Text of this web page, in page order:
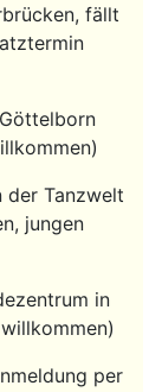
fällt
der Tanzwelt
jungen
in
per